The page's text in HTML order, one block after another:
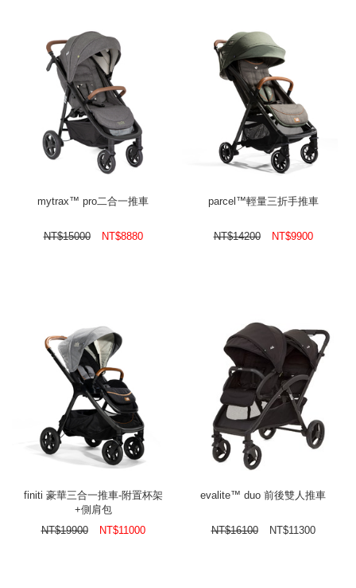
mytrax™ pro二合一推車
NT$15000 NT$8880
parcel™輕量三折手推車
NT$14200 NT$9900
finiti 豪華三合一推車-附置杯架
+側肩包
NT$19900 NT$11000
evalite™ duo 前後雙人推車
NT$16100 NT$11300